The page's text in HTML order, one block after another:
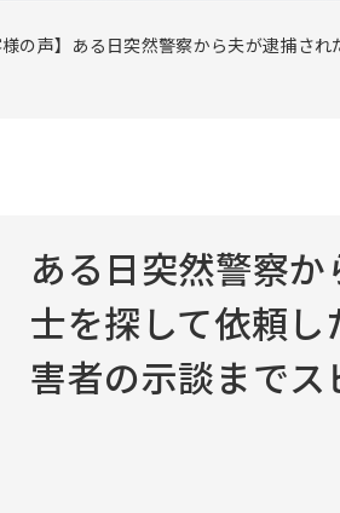
様の声】ある日突然警察から夫が逮捕さ
ある日突然警察
士を探して依頼
害者の示談までス